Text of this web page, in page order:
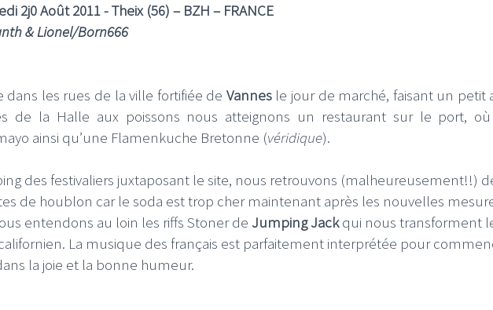
2j0 Août 2011 - Theix (56) – BZH – FRANCE
& Lionel/Born666
les rues de la ville fortifiée de Vannesle jour de marché, faisant un petit
de la Halle aux poissons nous atteignons un restaurant sur le port,
ainsi qu’une Flamenkuche Bretonne (véridique).
des festivaliers juxtaposant le site, nous retrouvons (malheureusement!!)
de houblon car le soda est trop cher maintenant après les nouvelles
entendons au loin les riffs Stoner de Jumping Jackqui nous transforment
La musique des français est parfaitement interprétée pour
la joie et la bonne humeur.